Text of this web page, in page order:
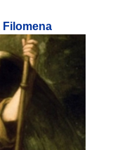
Filomena